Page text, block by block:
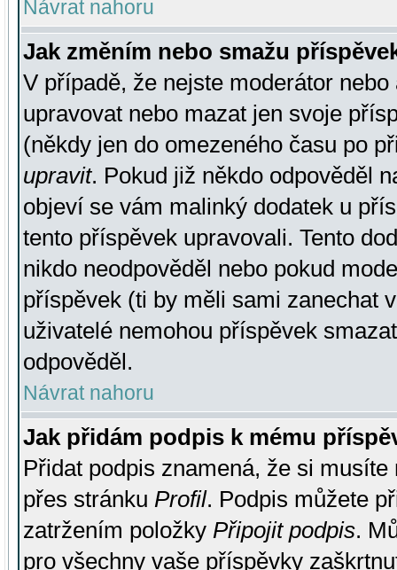
Návrat nahoru
Jak změním nebo smažu
V případě, že nejste moderátor
upravovat nebo mazat jen svoje
(někdy jen do omezeného času po
upravit. Pokud již někdo odpověděl
objeví se vám malinký dodatek u
tento příspěvek upravovali. Tento
nikdo neodpověděl nebo pokud
příspěvek (ti by měli sami zanechat
uživatelé nemohou příspěvek
odpověděl.
Návrat nahoru
Jak přidám podpis k mému
Přidat podpis znamená, že si
přes stránku Profil. Podpis můžete
zatržením položky Připojit podpis.
pro všechny vaše příspěvky